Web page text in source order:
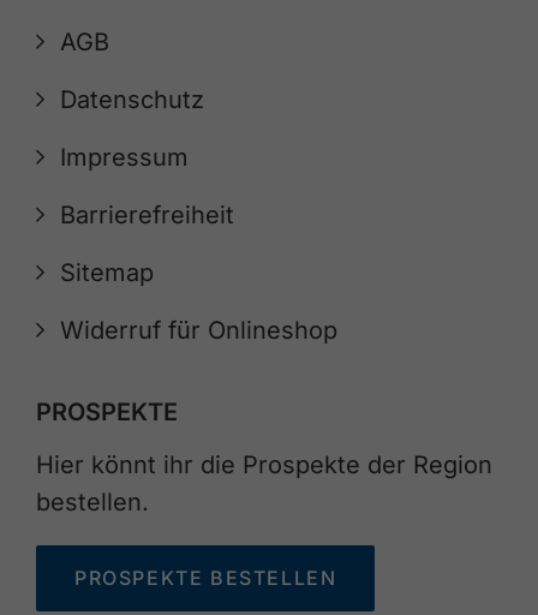
AGB
Datenschutz
Impressum
Barrierefreiheit
Sitemap
Widerruf für Onlineshop
PROSPEKTE
Hier könnt ihr die Prospekte der Region
bestellen.
PROSPEKTE BESTELLEN